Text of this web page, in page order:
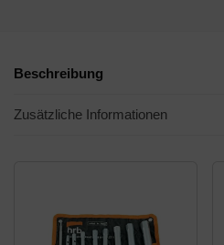
Beschreibung
Zusätzliche Informationen